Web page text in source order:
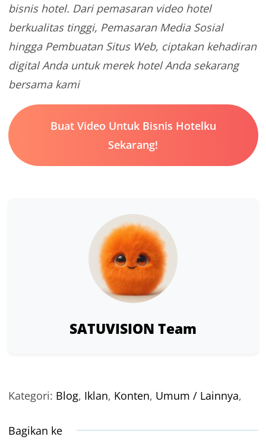
bisnis hotel. Dari pemasaran video hotel
berkualitas tinggi, Pemasaran Media Sosial
hingga Pembuatan Situs Web, ciptakan kehadiran
digital Anda untuk merek hotel Anda sekarang
bersama kami
Buat Video Untuk Bisnis Hotelku
Sekarang!
SATUVISION Team
Kategori: Blog, Iklan, Konten, Umum / Lainnya,
Bagikan ke